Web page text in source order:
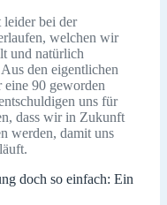
leider bei der
welchen wir
und natürlich
den eigentlichen
90 geworden
uns für
dass wir in Zukunft
werden, damit uns
doch so einfach: Ein